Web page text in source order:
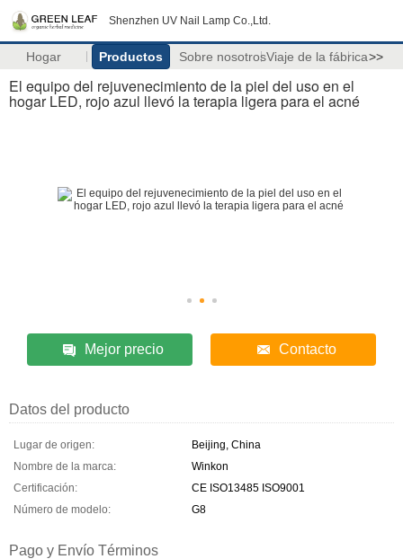
Shenzhen UV Nail Lamp Co.,Ltd.
Hogar Productos Sobre nosotrosViaje de la fábrica>>
El equipo del rejuvenecimiento de la piel del uso en el
hogar LED, rojo azul llevó la terapia ligera para el acné
Mejor precio Contacto
Datos del producto
Lugar de origen:
Beijing, China
Nombre de la marca:
Winkon
Certificación:
CE ISO13485 ISO9001
Número de modelo:
G8
Pago y Envío Términos